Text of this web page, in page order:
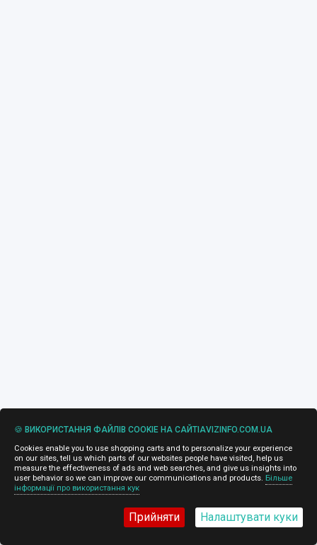
🍪 ВИКОРИСТАННЯ ФАЙЛІВ COOKIE НА САЙТІAVIZINFO.COM.UA
Cookies enable you to use shopping carts and to personalize your experience
on our sites, tell us which parts of our websites people have visited, help us
measure the effectiveness of ads and web searches, and give us insights into
user behavior so we can improve our communications and products. Більше
інформації про використання кук
Прийняти Налаштувати куки